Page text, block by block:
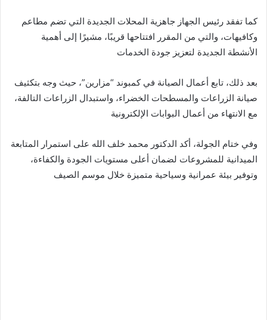
كما تفقد رئيس الجهاز جاهزية المحلات الجديدة التي تضم مطاعم
وكافيهات، والتي من المقرر افتتاحها قريبًا، مشيرًا إلى أهمية
الأنشطة الجديدة لتعزيز جودة الخدمات
بعد ذلك، تابع أعمال الصيانة في كمبوند “مزارين”، حيث وجه بتكثيف
صيانة الزراعات والمسطحات الخضراء، واستبدال الزراعات التالفة،
مع الانتهاء من أعمال البوابات الإلكترونية
وفي ختام الجولة، أكد الدكتور محمد خلف الله على استمرار المتابعة
الميدانية للمشروعات لضمان أعلى مستويات الجودة والكفاءة،
وتوفير بيئة عمرانية وسياحية متميزة خلال موسم الصيف